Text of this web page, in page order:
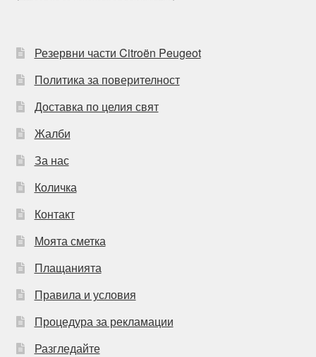
Резервни части Citroën Peugeot
Политика за поверителност
Доставка по целия свят
Жалби
За нас
Количка
Контакт
Моята сметка
Плащанията
Правила и условия
Процедура за рекламации
Разгледайте